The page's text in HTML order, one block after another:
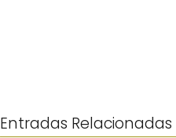
Entradas Relacionadas